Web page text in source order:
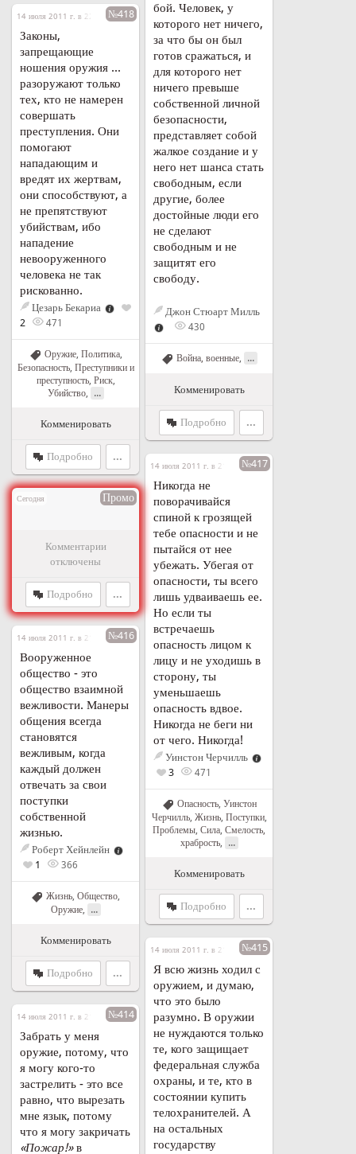
бой. Человек, у
которого нет ничего,
за что бы он был
готов сражаться, и
для которого нет
ничего превыше
собственной личной
безопасности,
представляет собой
жалкое создание и у
него нет шанса стать
свободным, если
другие, более
достойные люди его
не сделают
свободным и не
защитят его
свободу.
Джон Стюарт Милль
430
Война, военные, ...
Комменировать
Подробно ...
14 июля 2011 г. в 22:01 №418
Законы,
запрещающие
ношения оружия ...
разоружают только
тех, кто не намерен
совершать
преступления. Они
помогают
нападающим и
вредят их жертвам,
они способствуют, а
не препятствуют
убийствам, ибо
нападение
невооруженного
человека не так
рискованно.
Цезарь Бекариа
2
471
Оружие, Политика,
Безопасность, Преступники и
преступность, Риск,
Убийство, ...
Комменировать
Подробно ...
14 июля 2011 г. в 21:46 №417
Никогда не
поворачивайся
спиной к грозящей
тебе опасности и не
пытайся от нее
убежать. Убегая от
опасности, ты всего
лишь удваиваешь ее.
Но если ты
встречаешь
опасность лицом к
лицу и не уходишь в
сторону, ты
уменьшаешь
опасность вдвое.
Никогда не беги ни
от чего. Никогда!
Уинстон Черчилль
3
471
Опасность, Уинстон
Черчилль, Жизнь, Поступки,
Проблемы Сила Смелость,
храбрость, ...
Комменировать
Подробно ...
Сегодня Промо
Комментарии
отключены
Подробно ...
14 июля 2011 г. в 21:43 №416
Вооруженное
общество - это
общество взаимной
вежливости. Манеры
общения всегда
становятся
вежливым, когда
каждый должен
отвечать за свои
поступки
собственной
жизнью.
Роберт Хейнлейн
1
366
Жизнь, Общество,
Оружие, ...
Комменировать
Подробно ...
14 июля 2011 г. в 21:42 №415
Я всю жизнь ходил с
оружием, и думаю,
что это было
разумно. В оружии
не нуждаются только
те, кого защищает
федеральная служба
охраны, и те, кто в
состоянии купить
телохранителей. А
на остальных
государству
14 июля 2011 г. в 21:41 №414
Забрать у меня
оружие, потому, что
я могу кого-то
застрелить - это все
равно, что вырезать
мне язык, потому
что я могу закричать
«Пожар!»в